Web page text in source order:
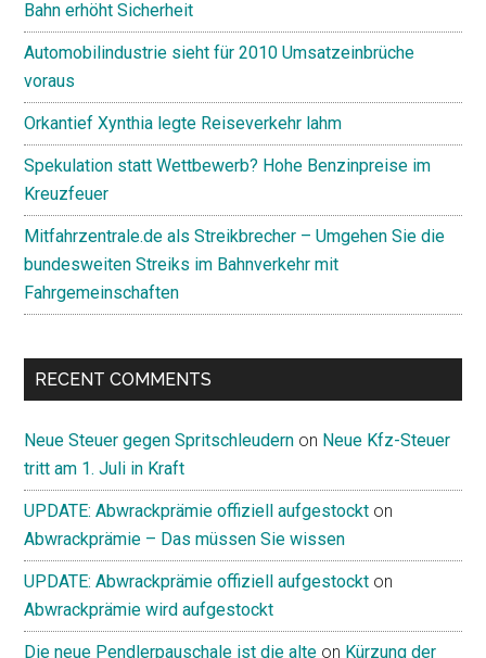
Bahn erhöht Sicherheit
Automobilindustrie sieht für 2010 Umsatzeinbrüche
voraus
Orkantief Xynthia legte Reiseverkehr lahm
Spekulation statt Wettbewerb? Hohe Benzinpreise im
Kreuzfeuer
Mitfahrzentrale.de als Streikbrecher – Umgehen Sie die
bundesweiten Streiks im Bahnverkehr mit
Fahrgemeinschaften
RECENT COMMENTS
Neue Steuer gegen Spritschleudern on Neue Kfz-Steuer
tritt am 1. Juli in Kraft
UPDATE: Abwrackprämie offiziell aufgestockt on
Abwrackprämie – Das müssen Sie wissen
UPDATE: Abwrackprämie offiziell aufgestockt on
Abwrackprämie wird aufgestockt
Die neue Pendlerpauschale ist die alte on Kürzung der